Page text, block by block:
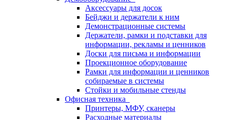
Аксессуары для досок
Бейджи и держатели к ним
Демонстрационные системы
Держатели, рамки и подставки для
информации, рекламы и ценников
Доски для письма и информации
Проекционное оборудование
Рамки для информации и ценников
собираемые в системы
Стойки и мобильные стенды
Офисная техника
Принтеры, МФУ, сканеры
Расходные материалы